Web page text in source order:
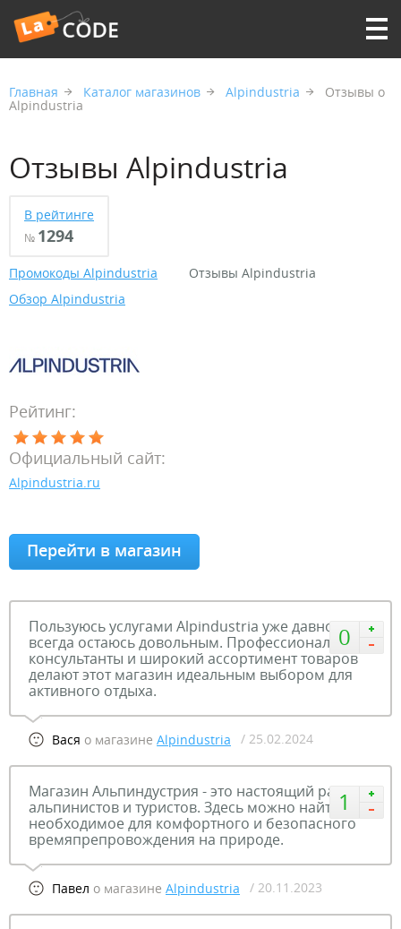
Главная Каталог магазинов Alpindustria Отзывы о
Alpindustria
Отзывы Alpindustria
В рейтинге
№ 1294
Промокоды Alpindustria
Отзывы Alpindustria
Обзор Alpindustria
Рейтинг:
Официальный сайт:
Alpindustria.ru
Перейти в магазин
0
Пользуюсь услугами Alpindustria уже давно и
всегда остаюсь довольным. Профессиональные
консультанты и широкий ассортимент товаров
делают этот магазин идеальным выбором для
активного отдыха.
Вася о магазине Alpindustria / 25.02.2024
1
Магазин Альпиндустрия - это настоящий рай для
альпинистов и туристов. Здесь можно найти все
необходимое для комфортного и безопасного
времяпрепровождения на природе.
Павел о магазине Alpindustria / 20.11.2023